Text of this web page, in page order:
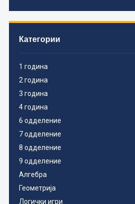
Категории
1 година
2 година
3 година
4 година
6 одделение
7 одделение
8 одделение
9 одделение
Алгебра
Геометрија
Логички игри